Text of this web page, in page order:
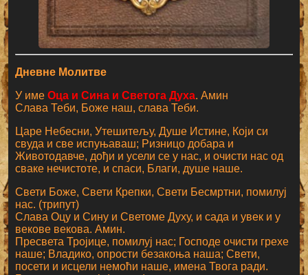
Дневне Молитве
У имеОца и Сина и Светога Духа. Амин
Слава Теби, Боже наш, слава Теби.
Царе Небесни, Утешитељу, Душе Истине, Који си
свуда и све испуњаваш; Ризницо добара и
Животодавче, дођи и усели се у нас, и очисти нас од
сваке нечистоте, и спаси, Благи, душе наше.
Свети Боже, Свети Крепки, Свети Бесмртни, помилуј
нас. (трипут)
Слава Оцу и Сину и Светоме Духу, и сада и увек и у
векове векова. Амин.
Пресвета Тројице, помилуј нас; Господе очисти грехе
наше; Владико, опрости безакоња наша; Свети,
посети и исцели немоћи наше, имена Твога ради.